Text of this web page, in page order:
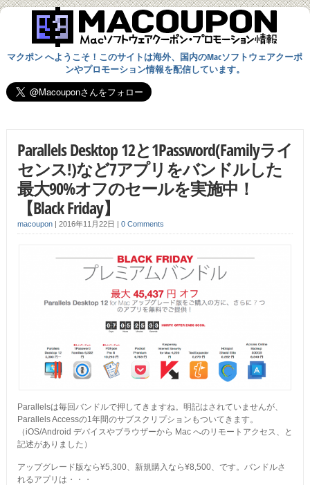
マクポン へようこそ！このサイトは海外、国内のMacソフトウェアクーポ
ンやプロモーション情報を配信しています。
Parallels Desktop 12と1Password(Familyライ
センス!)など7アプリをバンドルした
最大90%オフのセールを実施中！
【Black Friday】
macoupon| 2016年11月22日 | 0 Comments
Parallelsは毎回バンドルで押してきますね。明記はされていませんが、
Parallels Accessの1年間のサブスクリプションもついてきます。
（iOS/Android デバイスやブラウザーから Mac へのリモートアクセス、と
記述がありました）
アップグレード版なら¥5,300、新規購入なら¥8,500、です。バンドルさ
れるアプリは・・・